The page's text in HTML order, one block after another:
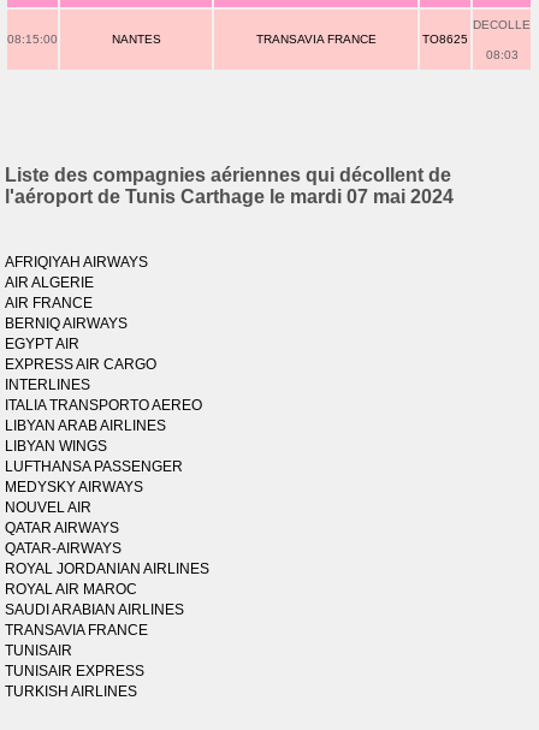
08:15:00 NANTES TRANSAVIA FRANCE TO8625
DECOLLE
08:03
Liste des compagnies aériennes qui décollent de
l'aéroport de Tunis Carthage le mardi 07 mai 2024
AFRIQIYAH AIRWAYS
AIR ALGERIE
AIR FRANCE
BERNIQ AIRWAYS
EGYPT AIR
EXPRESS AIR CARGO
INTERLINES
ITALIA TRANSPORTO AEREO
LIBYAN ARAB AIRLINES
LIBYAN WINGS
LUFTHANSA PASSENGER
MEDYSKY AIRWAYS
NOUVEL AIR
QATAR AIRWAYS
QATAR-AIRWAYS
ROYAL JORDANIAN AIRLINES
ROYAL AIR MAROC
SAUDI ARABIAN AIRLINES
TRANSAVIA FRANCE
TUNISAIR
TUNISAIR EXPRESS
TURKISH AIRLINES